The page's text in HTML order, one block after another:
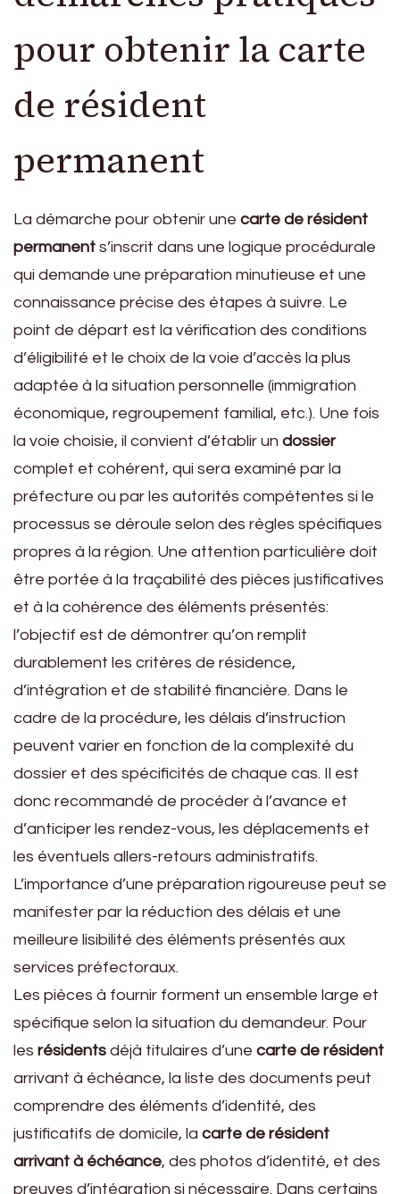
pour obtenir la carte
de résident
permanent
La démarche pour obtenir une carte de résident
permanent s’inscrit dans une logique procédurale
qui demande une préparation minutieuse et une
connaissance précise des étapes à suivre. Le
point de départ est la vérification des conditions
d’éligibilité et le choix de la voie d’accès la plus
adaptée à la situation personnelle (immigration
économique, regroupement familial, etc.). Une fois
la voie choisie, il convient d’établir un dossier
complet et cohérent, qui sera examiné par la
préfecture ou par les autorités compétentes si le
processus se déroule selon des règles spécifiques
propres à la région. Une attention particulière doit
être portée à la traçabilité des pièces justificatives
et à la cohérence des éléments présentés:
l’objectif est de démontrer qu’on remplit
durablement les critères de résidence,
d’intégration et de stabilité financière. Dans le
cadre de la procédure, les délais d’instruction
peuvent varier en fonction de la complexité du
dossier et des spécificités de chaque cas. Il est
donc recommandé de procéder à l’avance et
d’anticiper les rendez-vous, les déplacements et
les éventuels allers-retours administratifs.
L’importance d’une préparation rigoureuse peut se
manifester par la réduction des délais et une
meilleure lisibilité des éléments présentés aux
services préfectoraux.
Les pièces à fournir forment un ensemble large et
spécifique selon la situation du demandeur. Pour
les résidents déjà titulaires d’une carte de résident
arrivant à échéance, la liste des documents peut
comprendre des éléments d’identité, des
justificatifs de domicile, la carte de résident
arrivant à échéance, des photos d’identité, et des
preuves d’intégration si nécessaire. Dans certains